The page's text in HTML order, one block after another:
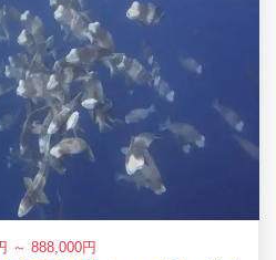
～ 888,000円